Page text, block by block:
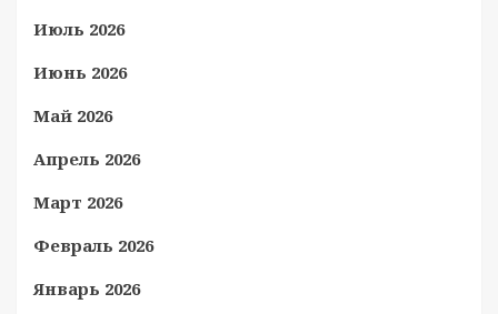
Июль 2026
Июнь 2026
Май 2026
Апрель 2026
Март 2026
Февраль 2026
Январь 2026